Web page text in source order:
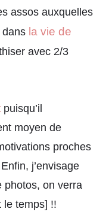
assos auxquelles
dans la vie de
avec 2/3
puisqu’il
moyen de
proches
j’envisage
photos, on verra
le temps] !!